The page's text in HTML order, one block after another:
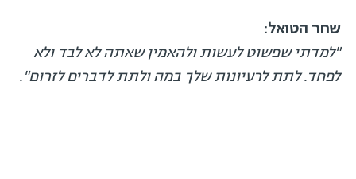
שחר הטואל:
"למדתי שפשוט לעשות ולהאמין שאתה לא לבד ולא
לפחד. לתת לרעיונות שלך במה ולתת לדברים לזרום".